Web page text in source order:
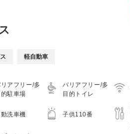
軽自動車
アフリー/多
的駐車場
バリアフリー/多
目的トイレ
動洗車機 子供110番